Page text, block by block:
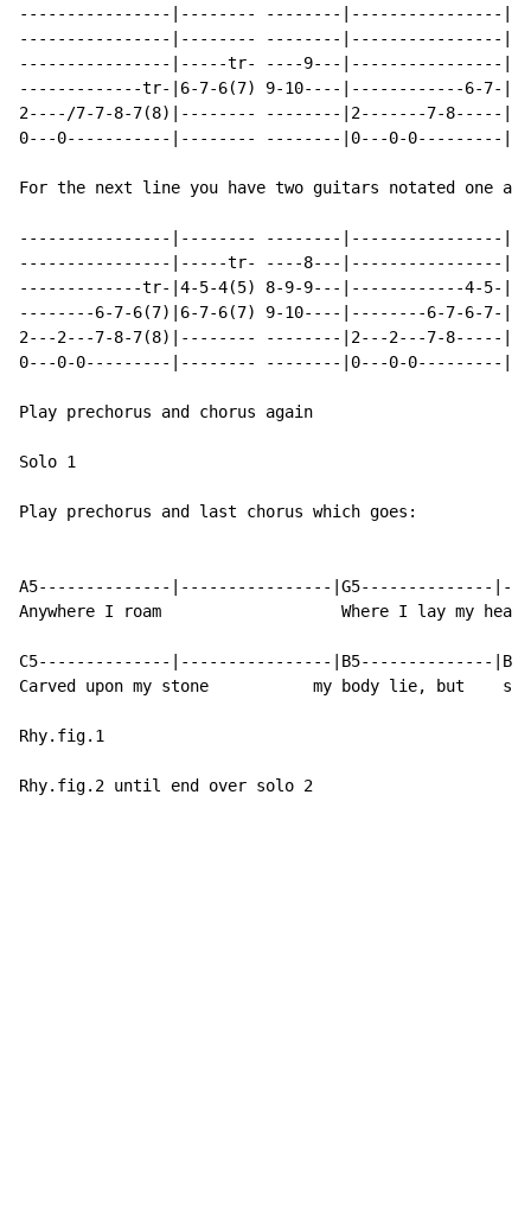
----------------|-------- --------|----------------
----------------|-------- --------|----------------
----------------|-----tr- ----9---|----------------|----
-------------tr-|6-7-6(7) 9-10----|------------6-7-
2----/7-7-8-7(8)|-------- --------|2-------7-8-----
0---0-----------|-------- --------|0---0-0---------
For the next line you have two guitars notated one
----------------|-------- --------|----------------
----------------|-----tr- ----8---|----------------|----
-------------tr-|4-5-4(5) 8-9-9---|------------4-5-|8-
--------6-7-6(7)|6-7-6(7) 9-10----|--------6-7-6-7-
2---2---7-8-7(8)|-------- --------|2---2---7-8-----
0---0-0---------|-------- --------|0---0-0---------
Play prechorus and chorus again
Solo 1
Play prechorus and last chorus which goes:
A5--------------|----------------|G5--------------
Anywhere I roam                   Where I lay my head
C5--------------|----------------|B5--------------
Carved upon my stone           my body lie, but
Rhy.fig.1
Rhy.fig.2 until end over solo 2